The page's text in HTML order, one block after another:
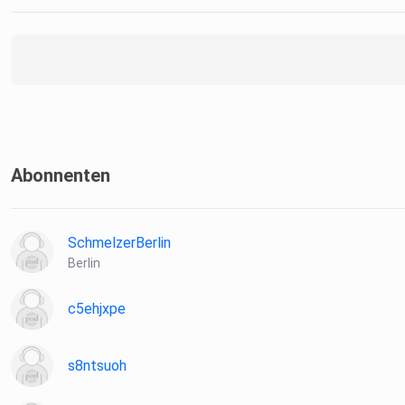
Ton: Michael Albers, Sven Schneider, Timo Klemm und Tyron
Watzinger
Leitender Autor: Daniele Palu
Abonnenten
SchmelzerBerlin
Berlin
c5ehjxpe
s8ntsuoh